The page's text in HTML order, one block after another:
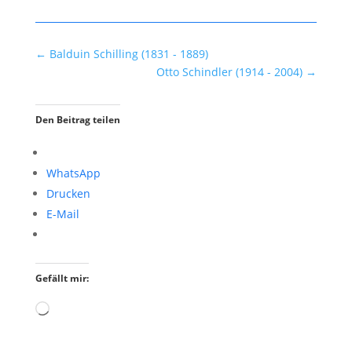
← Balduin Schilling (1831 - 1889)
Otto Schindler (1914 - 2004) →
Den Beitrag teilen
WhatsApp
Drucken
E-Mail
Gefällt mir:
Wird